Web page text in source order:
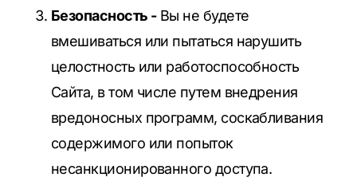
Безопасность -Вы не будете
вмешиваться или пытаться нарушить
целостность или работоспособность
Сайта, в том числе путем внедрения
вредоносных программ, соскабливания
содержимого или попыток
несанкционированного доступа.